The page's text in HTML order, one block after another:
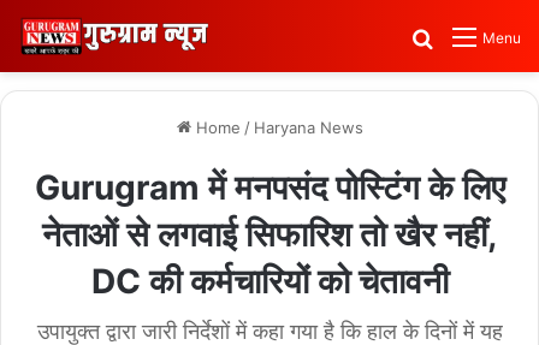
Menu
Search for
Home / Haryana News
Gurugram में मनपसंद पोस्टिंग के लिए
नेताओं से लगवाई सिफारिश तो खैर नहीं,
DC की कर्मचारियों को चेतावनी
उपायुक्त द्वारा जारी निर्देशों में कहा गया है कि हाल के दिनों में यह